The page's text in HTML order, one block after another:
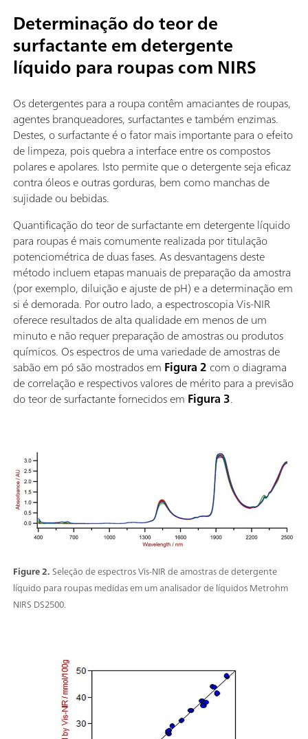
Determinação do teor de
surfactante em detergente
líquido para roupas com NIRS
Os detergentes para a roupa contêm amaciantes de roupas,
agentes branqueadores, surfactantes e também enzimas.
Destes, o surfactante é o fator mais importante para o efeito
de limpeza, pois quebra a interface entre os compostos
polares e apolares. Isto permite que o detergente seja eficaz
contra óleos e outras gorduras, bem como manchas de
sujidade ou bebidas.
Quantificação do teor de surfactante em detergente líquido
para roupas é mais comumente realizada por titulação
potenciométrica de duas fases. As desvantagens deste
método incluem etapas manuais de preparação da amostra
(por exemplo, diluição e ajuste de pH) e a determinação em
si é demorada. Por outro lado, a espectroscopia Vis-NIR
oferece resultados de alta qualidade em menos de um
minuto e não requer preparação de amostras ou produtos
químicos. Os espectros de uma variedade de amostras de
sabão em pó são mostrados em Figura 2 com o diagrama
de correlação e respectivos valores de mérito para a previsão
do teor de surfactante fornecidos em Figura 3.
Figure 2.Seleção de espectros Vis-NIR de amostras de detergente
líquido para roupas medidas em um analisador de líquidos Metrohm
NIRS DS2500.